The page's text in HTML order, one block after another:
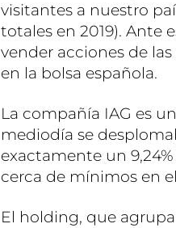
visitantes a nuestro
totales en 2019). Ante
vender acciones de
en la bolsa española.
La compañía IAG es
mediodía se
exactamente un
cerca de mínimos en
El holding, que